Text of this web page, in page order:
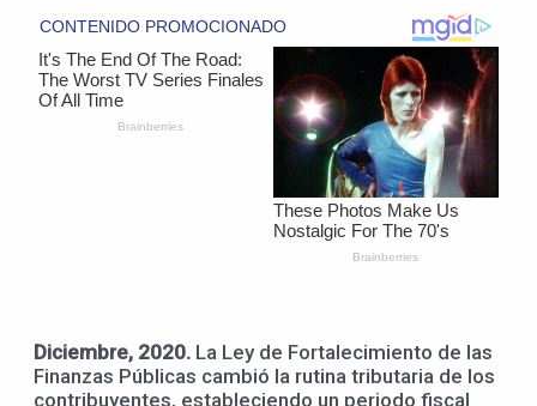
Diciembre, 2020. La Ley de Fortalecimiento de las
Finanzas Públicas cambió la rutina tributaria de los
contribuyentes, estableciendo un periodo fiscal